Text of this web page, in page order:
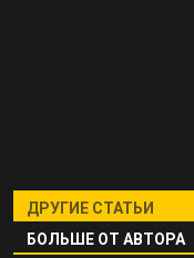
ДРУГИЕ СТАТЬИ
БОЛЬШЕ ОТ АВТОРА